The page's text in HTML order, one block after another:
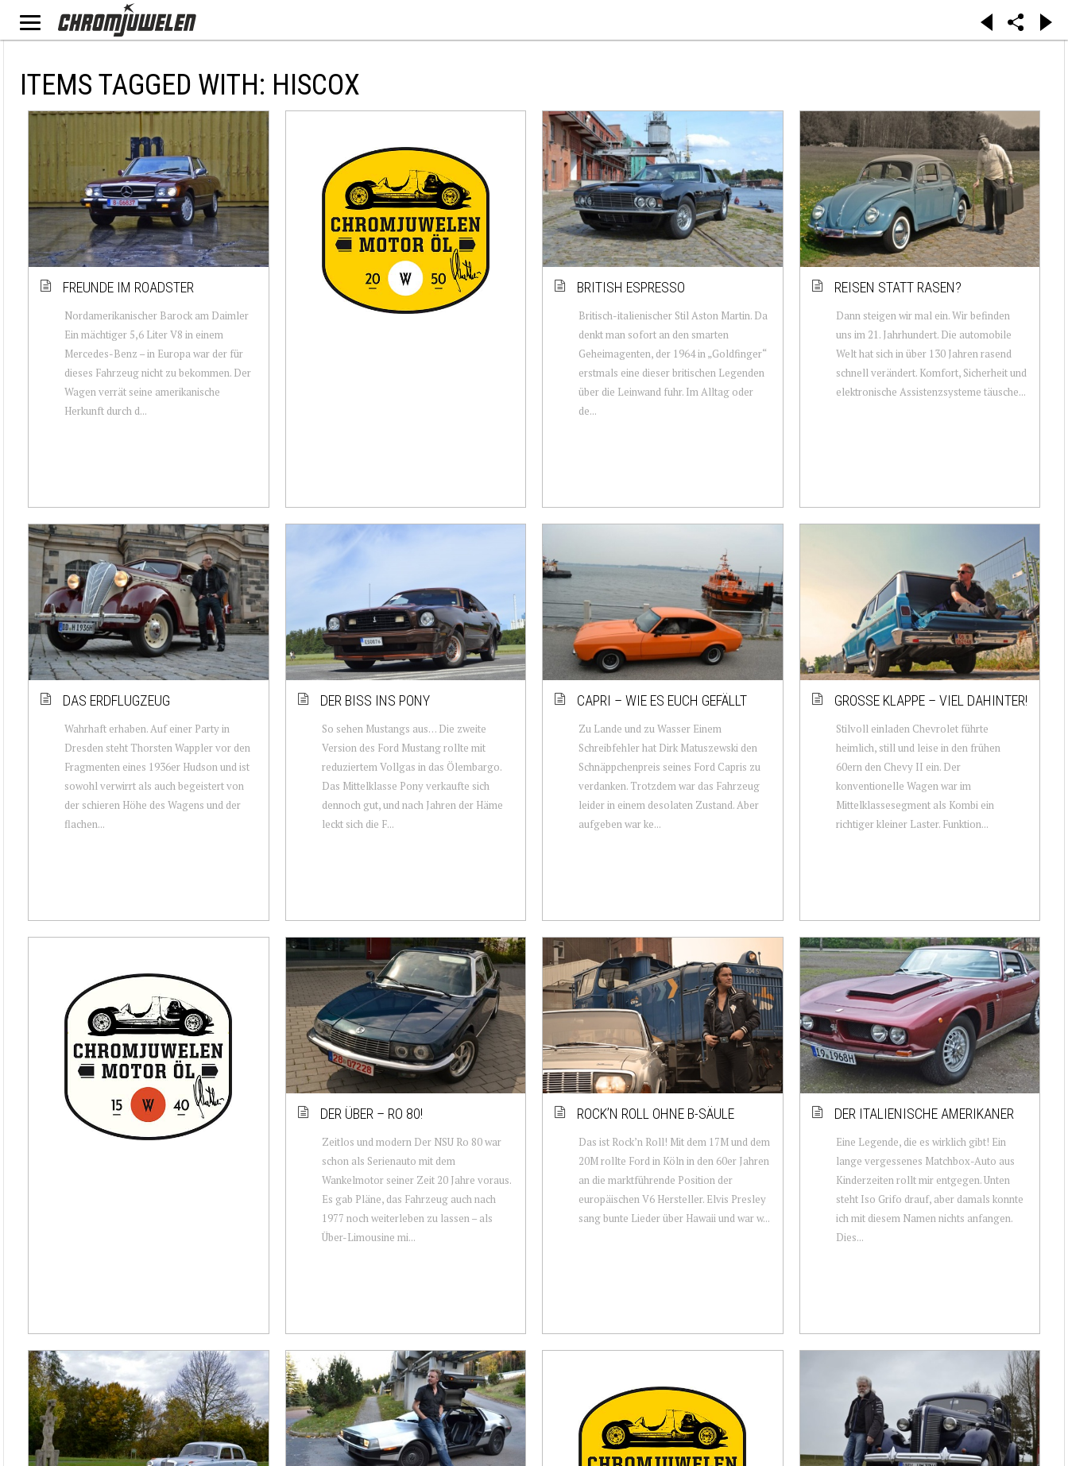
ITEMS TAGGED WITH: HISCOX
FREUNDE IM ROADSTER
Nordamerikanischer Barock am Daimler
Ein mächtiger 5,6 Liter V8 in einem
Mercedes-Benz – in Europa war der für
dieses Fahrzeug nicht zu bekommen. Der
Wagen verrät seine amerikanische
Herkunft durch d...
BRITISH ESPRESSO
Britisch-italienischer Stil Aston Martin. Da
denkt man sofort an den smarten
Geheimagenten, der 1964 in „Goldfinger“
erstmals eine dieser britischen Legenden
über die Leinwand fuhr. Im Alltag oder
de...
REISEN STATT RASEN?
Dann steigen wir mal ein. Wir befinden
uns im 21. Jahrhundert. Die automobile
Welt hat sich in über 130 Jahren rasend
schnell verändert. Komfort, Sicherheit und
elektronische Assistenzsysteme täusche...
DAS ERDFLUGZEUG
Wahrhaft erhaben. Auf einer Party in
Dresden steht Thorsten Wappler vor den
Fragmenten eines 1936er Hudson und ist
sowohl verwirrt als auch begeistert von
der schieren Höhe des Wagens und der
flachen...
DER BISS INS PONY
So sehen Mustangs aus… Die zweite
Version des Ford Mustang rollte mit
reduziertem Vollgas in das Ölembargo.
Das Mittelklasse Pony verkaufte sich
dennoch gut, und nach Jahren der Häme
leckt sich die F...
CAPRI – WIE ES EUCH GEFÄLLT
Zu Lande und zu Wasser Einem
Schreibfehler hat Dirk Matuszewski den
Schnäppchenpreis seines Ford Capris zu
verdanken. Trotzdem war das Fahrzeug
leider in einem desolaten Zustand. Aber
aufgeben war ke...
GROSSE KLAPPE – VIEL DAHINTER!
Stilvoll einladen Chevrolet führte
heimlich, still und leise in den frühen
60ern den Chevy II ein. Der
konventionelle Wagen war im
Mittelklassesegment als Kombi ein
richtiger kleiner Laster. Funktion...
DER ÜBER – RO 80!
Zeitlos und modern Der NSU Ro 80 war
schon als Serienauto mit dem
Wankelmotor seiner Zeit 20 Jahre voraus.
Es gab Pläne, das Fahrzeug auch nach
1977 noch weiterleben zu lassen – als
Über-Limousine mi...
ROCK’N ROLL OHNE B-SÄULE
Das ist Rock’n Roll! Mit dem 17M und dem
20M rollte Ford in Köln in den 60er Jahren
an die marktführende Position der
europäischen V6 Hersteller. Elvis Presley
sang bunte Lieder über Hawaii und war w...
DER ITALIENISCHE AMERIKANER
Eine Legende, die es wirklich gibt! Ein
lange vergessenes Matchbox-Auto aus
Kinderzeiten rollt mir entgegen. Unten
steht Iso Grifo drauf, aber damals konnte
ich mit diesem Namen nichts anfangen.
Dies...